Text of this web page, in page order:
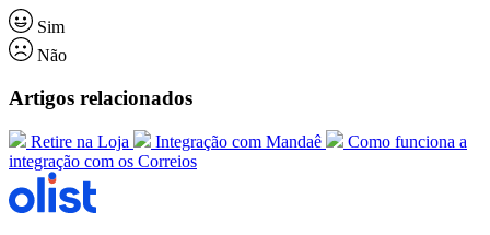
Sim
Não
Artigos relacionados
Retire na Loja Integração com Mandaê
Como funciona a
integração com os Correios